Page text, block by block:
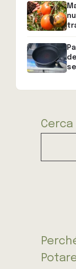
Cerca